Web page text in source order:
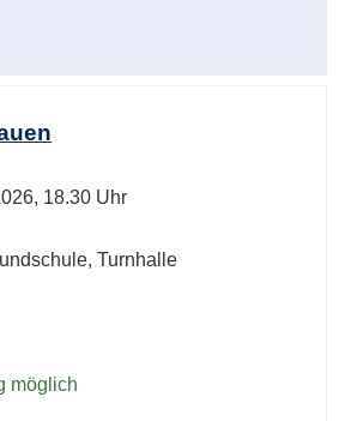
18.30 Uhr
Turnhalle
möglich